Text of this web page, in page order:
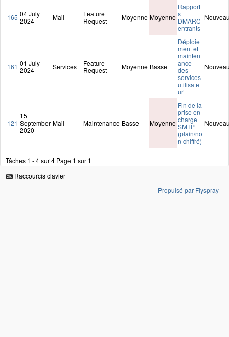
165 04 July
2024
Mail
Feature
Request
Moyenne Moyenne
Rapport
s
DMARC
entrants
161 01 July
2024
Services
Feature
Request
Moyenne Basse
Déploie
ment et
mainten
ance
des
services
utilisate
ur
121
15
September
2020
Mail Maintenance Basse Moyenne
Fin de la
prise en
charge
SMTP
(plain/no
n chiffré)
Tâches 1 - 4 sur 4 Page 1 sur 1
Raccourcis clavier
Propulsé par Flyspray